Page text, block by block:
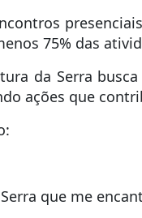
75% das
da Serra
ações que
que me